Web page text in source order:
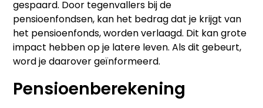
gespaard. Door tegenvallers bij de
pensioenfondsen, kan het bedrag dat je krijgt van
het pensioenfonds, worden verlaagd. Dit kan grote
impact hebben op je latere leven. Als dit gebeurt,
word je daarover geïnformeerd.
Pensioenberekening